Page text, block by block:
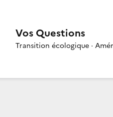
Vos Questions
Transition écologique ·